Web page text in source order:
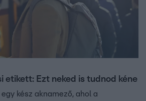
etikett: Ezt neked is tudnod kéne
kész aknamező, ahol a